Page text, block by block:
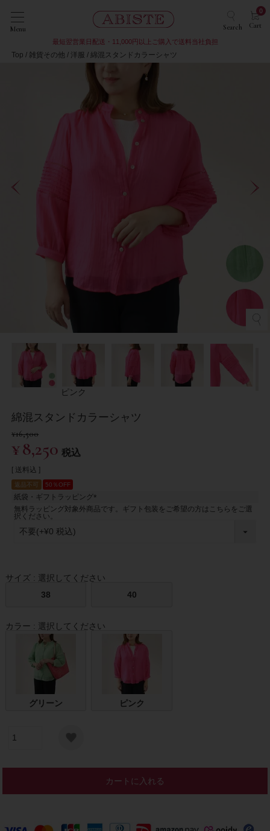
Menu Search Cart
0
最短翌営業日配送・11,000円以上ご購入で送料当社負担
Top 雑貨その他 洋服 綿混スタンドカラーシャツ
ピンク
綿混スタンドカラーシャツ
¥16,500
¥8,250 税込
送料込
返品不可 50％OFF
紙袋・ギフトラッピング
(
必
無料ラッピング対象外商品です。ギフト包装をご希望の方はこちらをご選
択ください。
サイズ
選択してください
38
40
カラー 選択してください
グリーン ピンク
カートに入れる